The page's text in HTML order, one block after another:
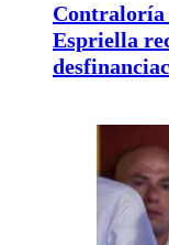
Contraloría
Espriella